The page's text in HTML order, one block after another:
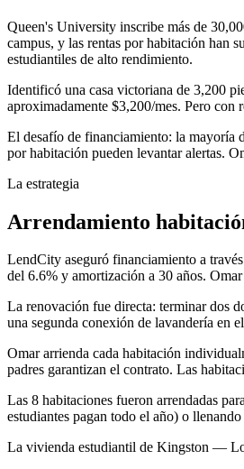
Queen's University inscribe más de
campus, y las rentas por habitación han
estudiantiles de alto rendimiento.
Identificó una casa victoriana de 3,200
aproximadamente $3,200/mes. Pero
El desafío de financiamiento: la mayoría
por habitación pueden levantar alertas.
La estrategia
Arrendamiento
LendCity aseguró financiamiento a
del 6.6% y amortización a 30 años.
La renovación fue directa: terminar dos
una segunda conexión de lavandería en
Omar arrienda cada habitación
padres garantizan el contrato. Las
Las 8 habitaciones fueron arrendadas
estudiantes pagan todo el año) o
La vivienda estudiantil de Kingston —